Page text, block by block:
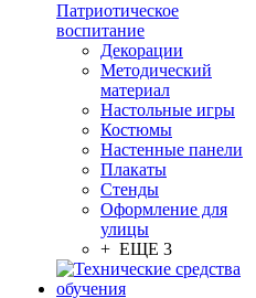
Патриотическое
воспитание
Декорации
Методический
материал
Настольные игры
Костюмы
Настенные панели
Плакаты
Стенды
Оформление для
улицы
+ ЕЩЕ 3